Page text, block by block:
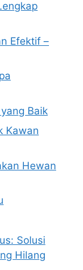
Efektif –
Baik
Kawan
Hewan
Solusi
Hilang